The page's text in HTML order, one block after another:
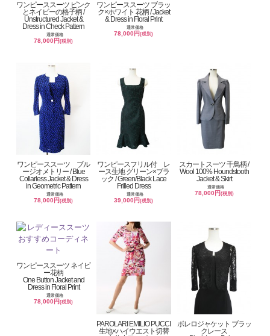
ワンピーススーツ ピンク
とネイビーの格子柄 /
Unstructured Jacket &
Dress in Check Pattern
通常価格
78,000円(税別)
ワンピーススーツ ブラッ
ク×ホワイト 花柄 / Jacket
& Dress in Floral Print
通常価格
78,000円(税別)
ワンピーススーツ ブル
ージオメトリー / Blue
Collarless Jacket & Dress
in Geometric Pattern
通常価格
78,000円(税別)
ワンピースフリル付 レ
ース生地 グリーン×ブラ
ック / Green/Black Lace
Frilled Dress
通常価格
39,000円(税別)
スカートスーツ 千鳥柄 /
Wool 100% Houndstooth
Jacket & Skirt
通常価格
78,000円 (税別)
ワンピーススーツ ネイビ
ー花柄
One Button Jacket and
Dress in Floral Print
通常価格
78,000円(税別)
PAROLARI EMILIO PUCCI
生地×ハイウエスト切替
ボレロジャケット ブラッ
クレース